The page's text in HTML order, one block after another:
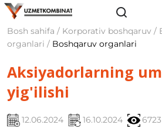
Bosh sahifa / Korporativ boshqaruv /
organlari / Boshqaruv organlari
Aksiyadorlarning
yig'ilishi
12.06.2024 16.10.2024 6723